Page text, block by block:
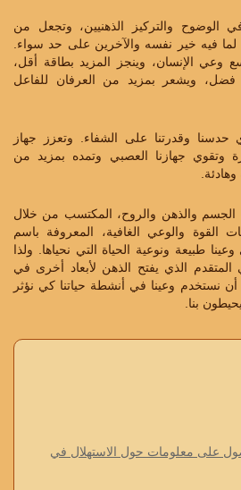
الوضوح والتركيز الذهنيين، وتجعل من
فيه خير نفسه والآخرين على حد سواء.
وعي الإنسان، وينجز المزيد بطاقة أقل،
ويشعر بمزيد من العرفان للفاعل
حدسنا وقدرتنا على الشفاء. وتعزز جهاز
وتقوي جهازنا العصبي وتمده بمزيد من
الجسم والذهن والروح، المكتسب من خلال
القوة والوعي الغافية، المعروفة باسم
طبيعة ونوعية الحياة التي نحياها. ولذا
الذي يفتح الذهن لأبعاد أخرى في
نستخدم وعينا في أنشطة حياتنا كي نؤثر
بنا.
على معلومات حول الاستهلال في